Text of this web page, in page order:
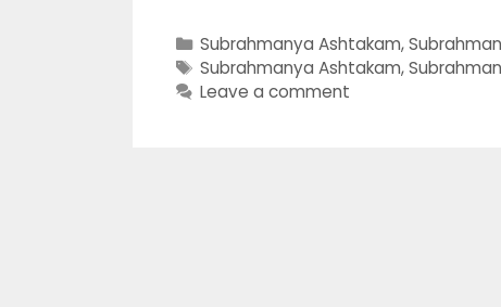
Categories
Subrahmanya Ashtakam,
Tags
Subrahmanya Ashtakam,
Leave a comment